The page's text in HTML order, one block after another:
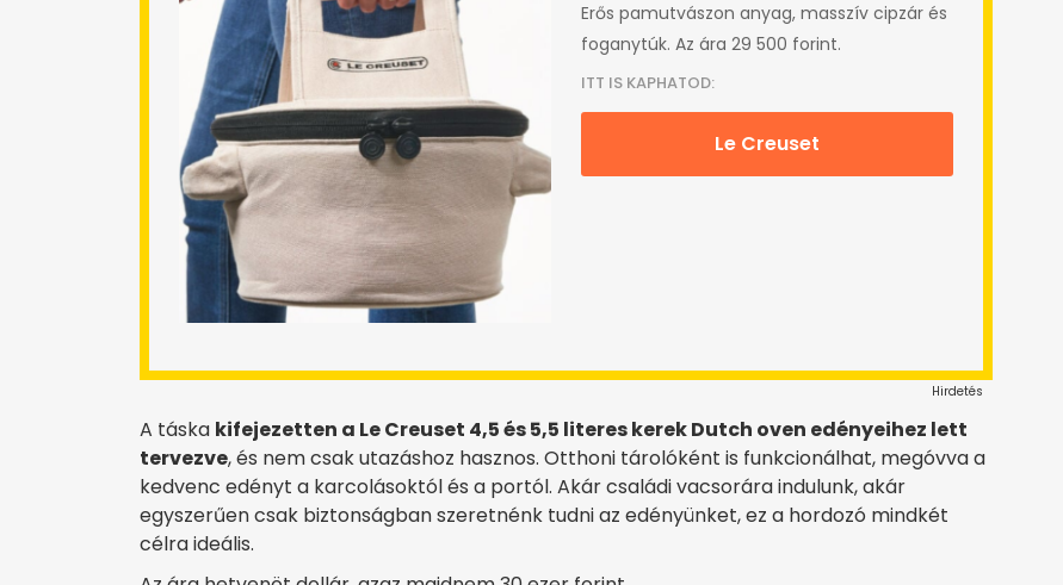
Erős pamutvászon anyag, masszív cipzár és
foganytúk. Az ára 29 500 forint.
ITT IS KAPHATOD:
Le Creuset
Hirdetés
A táska kifejezetten a Le Creuset 4,5 és 5,5 literes kerek Dutch oven edényeihez lett
tervezve, és nem csak utazáshoz hasznos. Otthoni tárolóként is funkcionálhat, megóvva a
kedvenc edényt a karcolásoktól és a portól. Akár családi vacsorára indulunk, akár
egyszerűen csak biztonságban szeretnénk tudni az edényünket, ez a hordozó mindkét
célra ideális.